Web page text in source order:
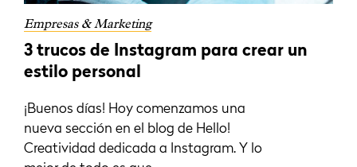
Empresas & Marketing
3 trucos de Instagram para crear un
estilo personal
¡Buenos días! Hoy comenzamos una
nueva sección en el blog de Hello!
Creatividad dedicada a Instagram. Y lo